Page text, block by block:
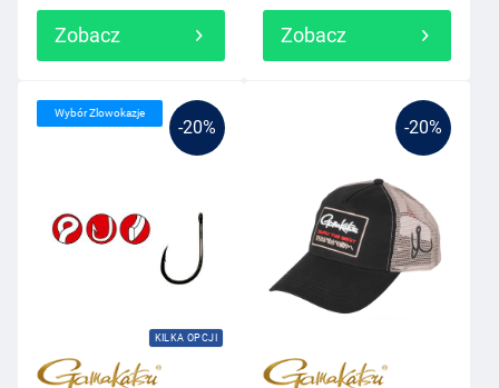
Zobacz Zobacz
-20%
KILKA OPCJI
Wybór Zlowokazje
-20%